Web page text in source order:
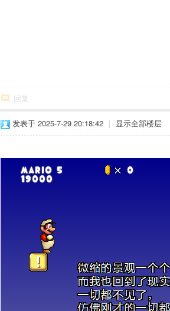
回复
发表于 2025-7-29 20:18:42 | 显示全部楼层